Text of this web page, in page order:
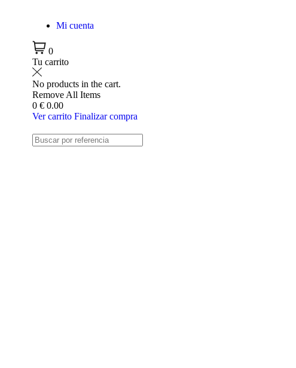
Mi cuenta
0
Tu carrito
No products in the cart.
Remove All Items
0 € 0.00
Ver carrito Finalizar compra